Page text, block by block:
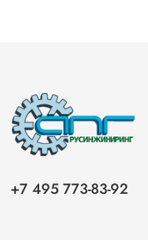
+7 495 773-83-92